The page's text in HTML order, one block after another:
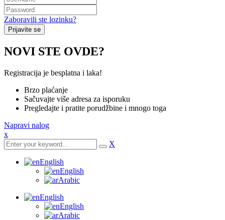
Zaboravili ste lozinku?
NOVI STE OVDE?
Registracija je besplatna i laka!
Brzo plaćanje
Sačuvajte više adresa za isporuku
Pregledajte i pratite porudžbine i mnogo toga
Napravi nalog
x
X
English
English
Arabic
English
English
Arabic